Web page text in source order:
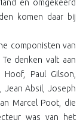
en omgekeerd
komen daar bij
componisten van
denken valt aan
Paul Gilson,
Jean Absil, Joseph
Marcel Poot, die
was van het